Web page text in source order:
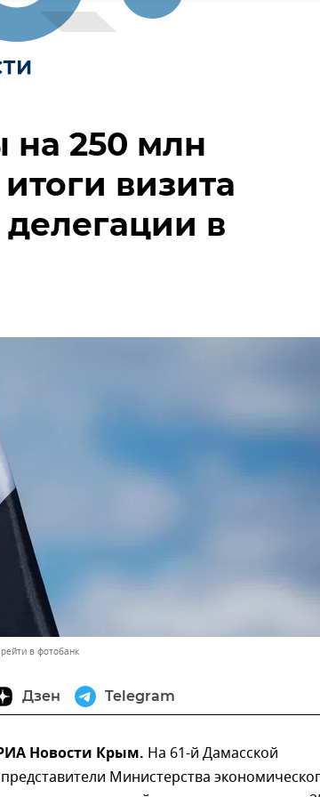
на 250 млн
визита
в
в фотобанк
Дзен Telegram
Новости Крым. На 61-й Дамасской
Министерства